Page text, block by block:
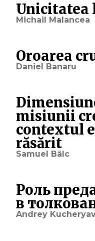
Unicitatea
Michail Malancea
Oroarea
Daniel Banaru
misiunii
contextul
răsărit
Samuel Bâlc
Роль
в
Andrey